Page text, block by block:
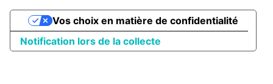
Notification lors de la collecte
Vos choix en matière de confidentialité